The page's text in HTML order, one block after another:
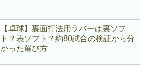
【卓球】裏面打法用ラバーは裏ソフ
ト？表ソフト？約80試合の検証から分
かった選び方